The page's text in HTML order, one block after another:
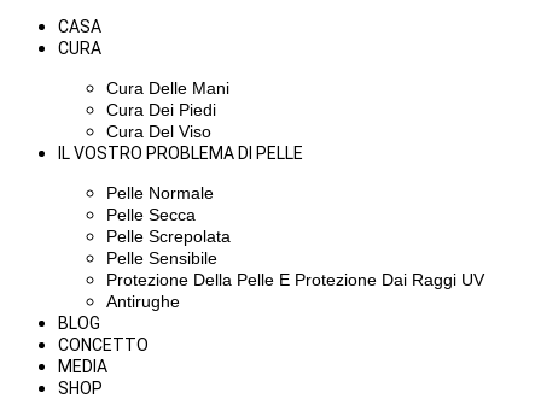
CASA
CURA
Cura Delle Mani
Cura Dei Piedi
Cura Del Viso
IL VOSTRO PROBLEMA DI PELLE
Pelle Normale
Pelle Secca
Pelle Screpolata
Pelle Sensibile
Protezione Della Pelle E Protezione Dai Raggi UV
Antirughe
BLOG
CONCETTO
MEDIA
SHOP